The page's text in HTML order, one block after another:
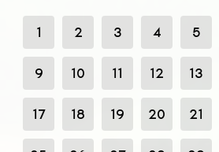
1 2 3 4 5
9 10 11 12 13
17 18 19 20 21